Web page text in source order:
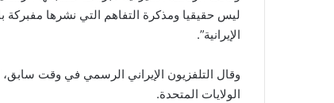
ليس حقيقيا ومذكرة التفاهم التي نشرها مفبركة
الإيرانية”.
وقال التلفزيون الإيراني الرسمي في وقت
الولايات المتحدة.